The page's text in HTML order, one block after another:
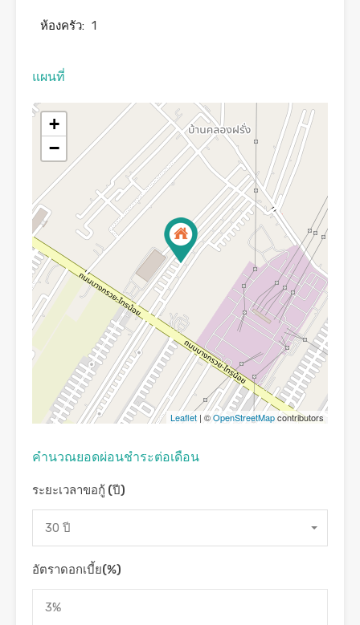
ห้องครัว: 1
แผนที่
+
−
Leaflet | ©OpenStreetMapcontributors
คํานวณยอดผ่อนชําระต่อเดือน
ระยะเวลาขอกู้ (ปี)
30 ปี
อัตราดอกเบี้ย(%)